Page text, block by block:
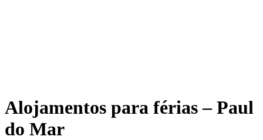
Alojamentos para férias – Paul
do Mar